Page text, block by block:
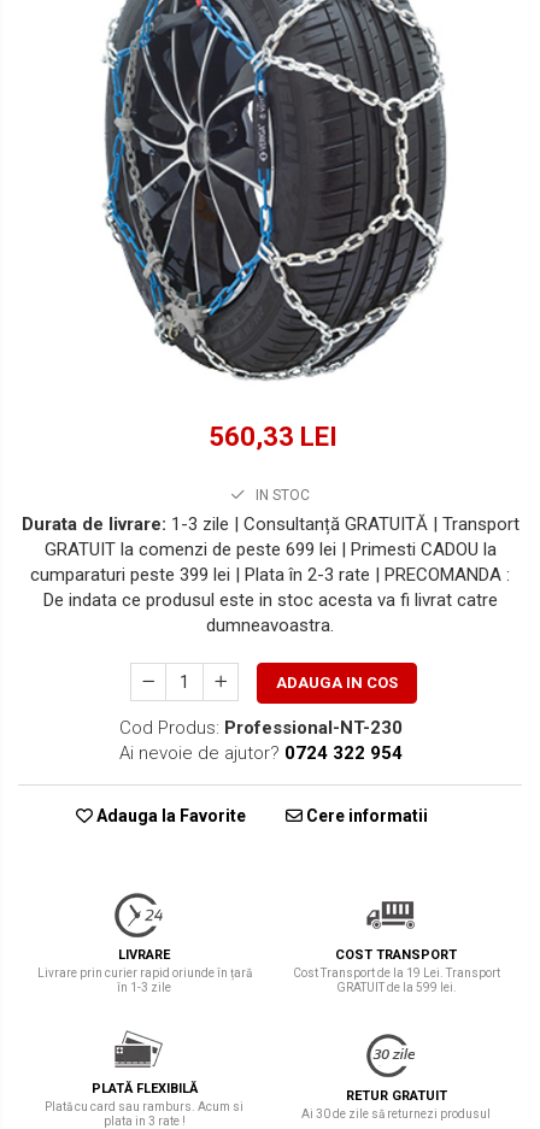
Lichide Suspensie Motociclete
Lichide Întreținere
Lichide Întreținere Autoturisme
Lichide Întreținere Camioane
Lichide Întreținere Motociclete
Lichide Întreținere Utilaje
560,33 LEI
IN STOC
Durata de livrare: 1-3 zile | Consultanță GRATUITĂ | Transport
GRATUIT la comenzi de peste 699 lei | Primesti CADOU la
cumparaturi peste 399 lei | Plata în 2-3 rate | PRECOMANDA :
De indata ce produsul este in stoc acesta va fi livrat catre
dumneavoastra.
ADAUGA IN COS
Cod Produs: Professional-NT-230
Ai nevoie de ajutor? 0724 322 954
Adauga la Favorite Cere informatii
LIVRARE
Livrare prin curier rapid oriunde în țară
în 1-3 zile
COST TRANSPORT
Cost Transport de la 19 Lei. Transport
GRATUIT de la 599 lei.
PLATĂ FLEXIBILĂ
Plată cu card sau ramburs. Acum si
plata in 3 rate !
RETUR GRATUIT
Ai 30 de zile să returnezi produsul